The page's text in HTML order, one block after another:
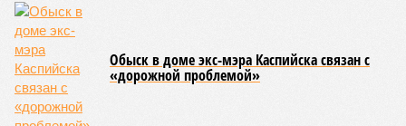
Обыск в доме экс-мэра Каспийска связан с
«дорожной проблемой»